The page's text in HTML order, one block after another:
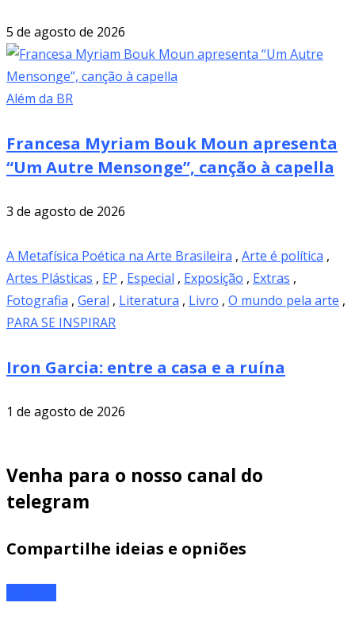
5 de agosto de 2026
Além da BR
Francesa Myriam Bouk Moun apresenta
“Um Autre Mensonge”, canção à capella
3 de agosto de 2026
A Metafísica Poética na Arte Brasileira , Arte é política ,
Artes Plásticas , EP , Especial , Exposição , Extras ,
Fotografia , Geral , Literatura , Livro , O mundo pela arte ,
PARA SE INSPIRAR
Iron Garcia: entre a casa e a ruína
1 de agosto de 2026
Venha para o nosso canal do
telegram
Compartilhe ideias e opniões